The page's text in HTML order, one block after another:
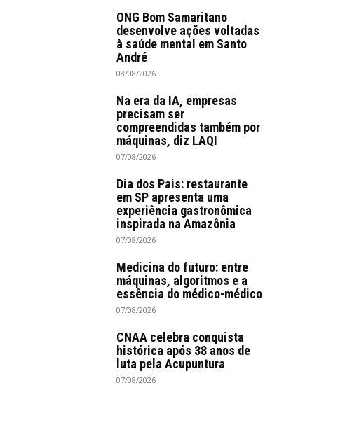
ONG Bom Samaritano
desenvolve ações voltadas
à saúde mental em Santo
André
08/08/2026
Na era da IA, empresas
precisam ser
compreendidas também por
máquinas, diz LAQI
07/08/2026
Dia dos Pais: restaurante
em SP apresenta uma
experiência gastronômica
inspirada na Amazônia
07/08/2026
Medicina do futuro: entre
máquinas, algoritmos e a
essência do médico-médico
07/08/2026
CNAA celebra conquista
histórica após 38 anos de
luta pela Acupuntura
07/08/2026